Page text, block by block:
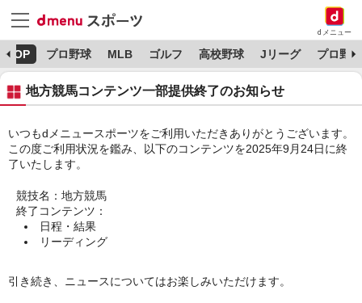
dメニュー
TOP プロ野球 MLB ゴルフ 高校野球 Jリーグ プロ野
地方競馬コンテンツ一部提供終了のお知らせ
いつもdメニュースポーツをご利用いただきありがとうございます。
この度ご利用状況を鑑み、以下のコンテンツを2025年9月24日に終
了いたします。
競技名：地方競馬
終了コンテンツ：
日程・結果
リーディング
引き続き、ニュースについてはお楽しみいただけます。